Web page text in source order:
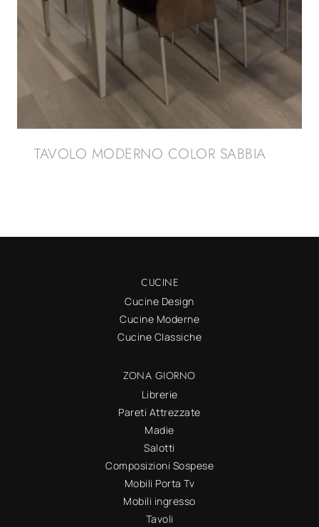
TAVOLO MODERNO COLOR SABBIA
CUCINE
Cucine Design
Cucine Moderne
Cucine Classiche
ZONA GIORNO
Librerie
Pareti Attrezzate
Madie
Salotti
Composizioni Sospese
Mobili Porta Tv
Mobili ingresso
Tavoli